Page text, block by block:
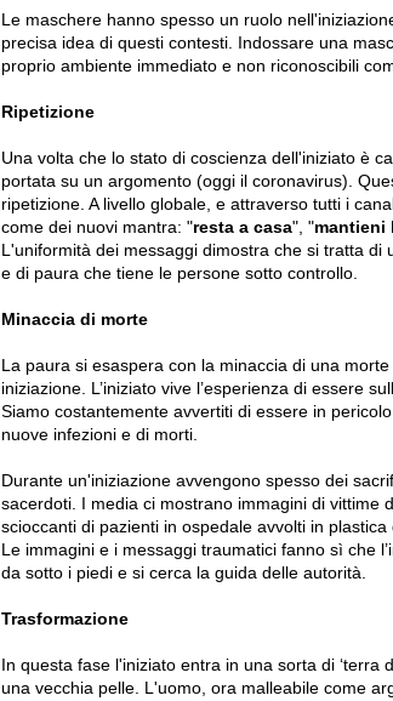
Le maschere hanno spesso un ruolo
precisa idea di questi contesti. Indossare una
proprio ambiente immediato e non riconoscibili
Ripetizione
Una volta che lo stato di coscienza dell'iniziato è
portata su un argomento (oggi il coronavirus).
ripetizione. A livello globale, e attraverso tutti i
come dei nuovi mantra: "resta a casa", "mantieni
L'uniformità dei messaggi dimostra che si tratta
e di paura che tiene le persone sotto controllo.
Minaccia di morte
La paura si esaspera con la minaccia di una
iniziazione. L’iniziato vive l’esperienza di essere
Siamo costantemente avvertiti di essere in
nuove infezioni e di morti.
Durante un'iniziazione avvengono spesso dei
sacerdoti. I media ci mostrano immagini di vittime
scioccanti di pazienti in ospedale avvolti in plastica
Le immagini e i messaggi traumatici fanno sì che
da sotto i piedi e si cerca la guida delle autorità.
Trasformazione
In questa fase l'iniziato entra in una sorta di ‘terra
una vecchia pelle. L'uomo, ora malleabile come